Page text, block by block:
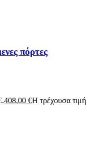
πόρτες
408,00 €Η τρέχουσα τιμή